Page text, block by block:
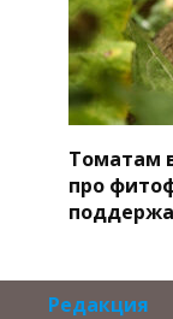
Томатам
про
Редакция